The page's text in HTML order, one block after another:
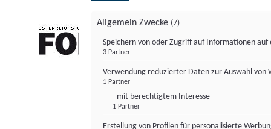
Allgemein Zwecke (7)
Speichern von oder Zugriff auf Informationen auf
3 Partner
Verwendung reduzierter Daten zur Auswahl von
1 Partner
- mit berechtigtem Interesse
1 Partner
Erstellung von Profilen für personalisierte
FONDS professionell